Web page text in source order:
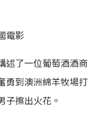
電影
述了一位葡萄酒酒商
勇到澳洲綿羊牧場打
子擦出火花。